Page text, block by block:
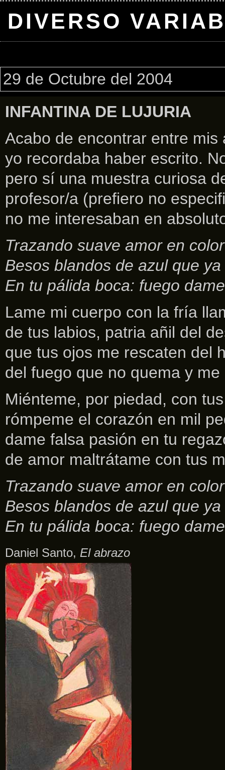
DIVERSO
29 de Octubre del 2004
INFANTINA DE LUJURIA
Acabo de encontrar entre
yo recordaba haber escrito.
pero sí una muestra curiosa
profesor/a (prefiero no
no me interesaban en
Trazando suave amor en
Besos blandos de azul que
En tu pálida boca: fuego
Lame mi cuerpo con la fría
de tus labios, patria añil del
que tus ojos me rescaten del
del fuego que no quema y
Miénteme, por piedad, con
rómpeme el corazón en mil
dame falsa pasión en tu
de amor maltrátame con tus
Trazando suave amor en
Besos blandos de azul que
En tu pálida boca: fuego
Daniel Santo, El abrazo